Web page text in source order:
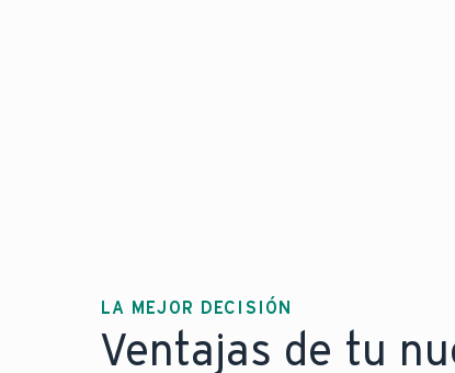
LA MEJOR DECISIÓN
Ventajas de tu